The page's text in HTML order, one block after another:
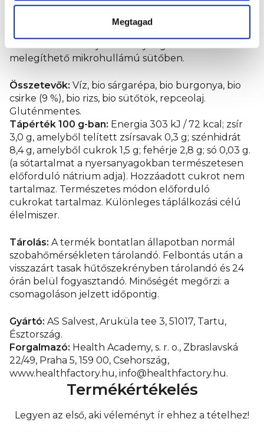
Megtagad
vízfürdőben 40 °C-ra és már tálalhatja is. Javasoljuk,
hogy a tasak tartalmát kiskanállal adja
fokozatosan növelje a mennyiséget. A tasak nem
melegíthető mikrohullámú sütőben.
Összetevők: Víz, bio sárgarépa, bio burgonya, bio
csirke (9 %), bio rizs, bio sütőtök, repceolaj.
Gluténmentes.
Tápérték 100 g-ban: Energia 303 kJ / 72 kcal; zsír
3,0 g, amelyből telített zsírsavak 0,3 g; szénhidrát
8,4 g, amelyből cukrok 1,5 g; fehérje 2,8 g; só 0,03 g.
(a sótartalmat a nyersanyagokban természetesen
előforduló nátrium adja). Hozzáadott cukrot nem
tartalmaz. Természetes módon előforduló
cukrokat tartalmaz. Különleges táplálkozási célú
élelmiszer.
Tárolás: A termék bontatlan állapotban normál
szobahőmérsékleten tárolandó. Felbontás után a
visszazárt tasak hűtőszekrényben tárolandó és 24
órán belül fogyasztandó. Minőségét megőrzi: a
csomagoláson jelzett időpontig.
Gyártó: AS Salvest, Aruküla tee 3, 51017, Tartu,
Észtország.
Forgalmazó: Health Academy, s. r. o., Zbraslavská
22/49, Praha 5, 159 00, Csehország,
www.healthfactory.hu, info@healthfactory.hu.
Termékértékelés
Legyen az első, aki véleményt ír ehhez a tételhez!